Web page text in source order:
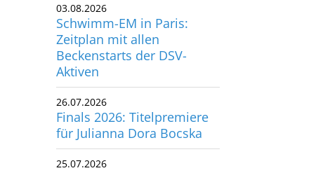
03.08.2026
Schwimm-EM in Paris:
Zeitplan mit allen
Beckenstarts der DSV-
Aktiven
26.07.2026
Finals 2026: Titelpremiere
für Julianna Dora Bocska
25.07.2026